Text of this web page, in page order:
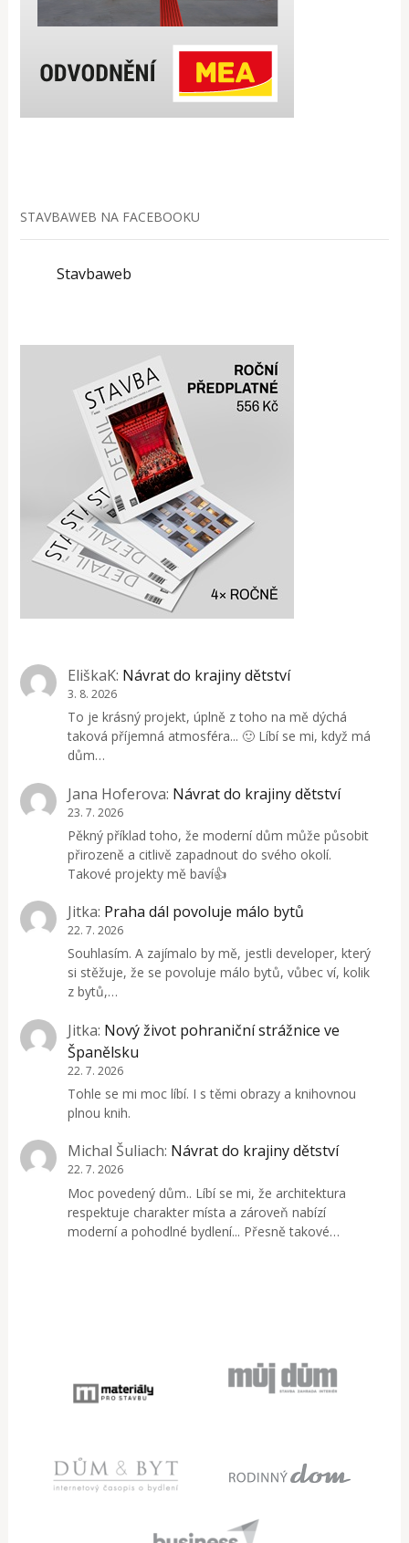
STAVBAWEB NA FACEBOOKU
Stavbaweb
EliškaK: Návrat do krajiny dětství
3. 8. 2026
To je krásný projekt, úplně z toho na mě dýchá
taková příjemná atmosféra... 🙂 Líbí se mi, když má
dům…
Jana Hoferova: Návrat do krajiny dětství
23. 7. 2026
Pěkný příklad toho, že moderní dům může působit
přirozeně a citlivě zapadnout do svého okolí.
Takové projekty mě baví👍
Jitka: Praha dál povoluje málo bytů
22. 7. 2026
Souhlasím. A zajímalo by mě, jestli developer, který
si stěžuje, že se povoluje málo bytů, vůbec ví, kolik
z bytů,…
Jitka: Nový život pohraniční strážnice ve
Španělsku
22. 7. 2026
Tohle se mi moc líbí. I s těmi obrazy a knihovnou
plnou knih.
Michal Šuliach: Návrat do krajiny dětství
22. 7. 2026
Moc povedený dům.. Líbí se mi, že architektura
respektuje charakter místa a zároveň nabízí
moderní a pohodlné bydlení... Přesně takové…